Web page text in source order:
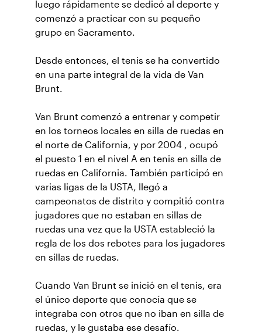
luego rápidamente se dedicó al deporte y
comenzó a practicar con su pequeño
grupo en Sacramento.
Desde entonces, el tenis se ha convertido
en una parte integral de la vida de Van
Brunt.
Van Brunt comenzó a entrenar y competir
en los torneos locales en silla de ruedas en
el norte de California, y por 2004 , ocupó
el puesto 1 en el nivel A en tenis en silla de
ruedas en California. También participó en
varias ligas de la USTA, llegó a
campeonatos de distrito y compitió contra
jugadores que no estaban en sillas de
ruedas una vez que la USTA estableció la
regla de los dos rebotes para los jugadores
en sillas de ruedas.
Cuando Van Brunt se inició en el tenis, era
el único deporte que conocía que se
integraba con otros que no iban en silla de
ruedas, y le gustaba ese desafío.